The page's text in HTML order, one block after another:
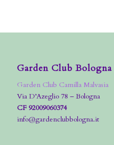
Garden Club Bologna
Garden Club Camilla Malvasia
Via D’Azeglio 78 – Bologna
CF 92009060374
info@gardenclubbologna.it